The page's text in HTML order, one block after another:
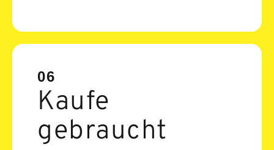
06
Kaufe
gebraucht